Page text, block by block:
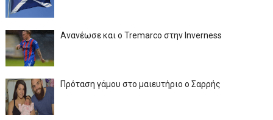
Ανανέωσε και ο Tremarco στην Inverness
Πρόταση γάμου στο μαιευτήριο ο Σαρρής